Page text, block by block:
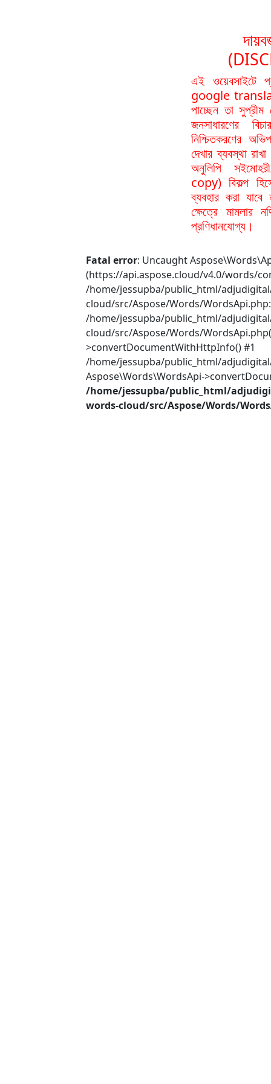
এই ওয়েবসাইটে
google
পাচ্ছেন তা
জনসাধারণের
নিশ্চিতকরণের
দেখার ব্যবস্থা
অনুলিপি
copy) বিকল্প
ব্যবহার করা
ক্ষেত্রে মামলার
প্রণিধানযোগ্য।
Fatal error: Uncaught
(https://api.aspose.cloud/v4.0/words/
/home/jessupba/public_html/
cloud/src/Aspose/Words/
/home/jessupba/public_html/
cloud/src/Aspose/Words/
>convertDocumentWithHttpInfo() #1
/home/jessupba/public_html/
Aspose\Words\WordsApi-
/home/jessupba/public_html/
words-cloud/src/Aspose/Words/